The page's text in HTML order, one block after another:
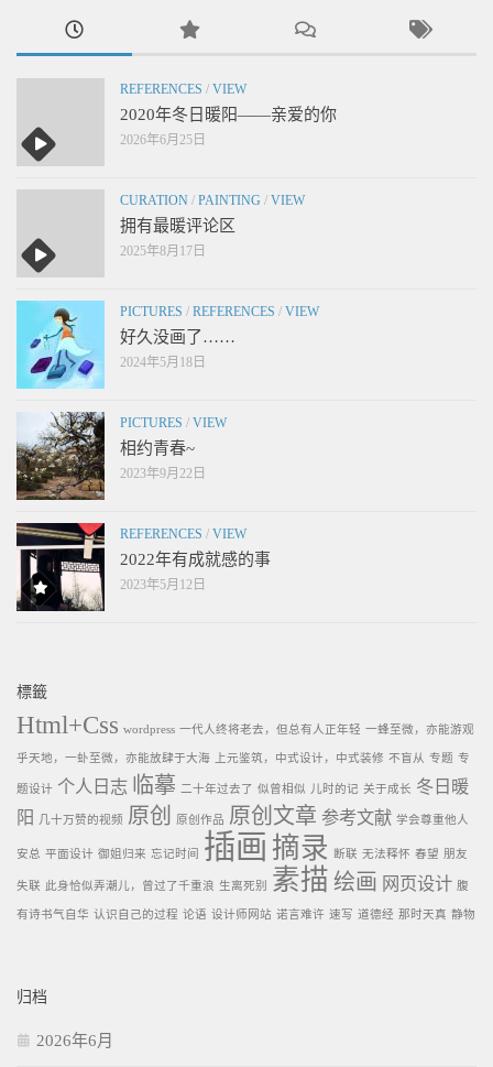
REFERENCES / VIEW
2020年冬日暖阳——亲爱的你
2026年6月25日
CURATION / PAINTING / VIEW
拥有最暖评论区
2025年8月17日
PICTURES / REFERENCES / VIEW
好久没画了……
2024年5月18日
PICTURES / VIEW
相约青春~
2023年9月22日
REFERENCES / VIEW
2022年有成就感的事
2023年5月12日
標籤
Html+Css wordpress 一代人终将老去，但总有人正年轻 一蜂至微，亦能游观
乎天地，一虲至微，亦能放肆于大海 上元鉴筑，中式设计，中式装修 不盲从 专题 专
题设计 个人日志 临摹 二十年过去了 似曾相似 儿时的记 关于成长 冬日暖
阳
几十万赞的视频 原创 原创作品 原创文章 参考文献 学会尊重他人
安总 平面设计 御姐归来 忘记时间 插画 摘录 断联 无法释怀 春望 朋友
失联 此身恰似弄潮儿，曾过了千重浪 生离死别 素描 绘画 网页设计 腹
有诗书气自华 认识自己的过程 论语 设计师网站 诺言难许 速写 道德经 那时天真 静物
归档
2026年6月